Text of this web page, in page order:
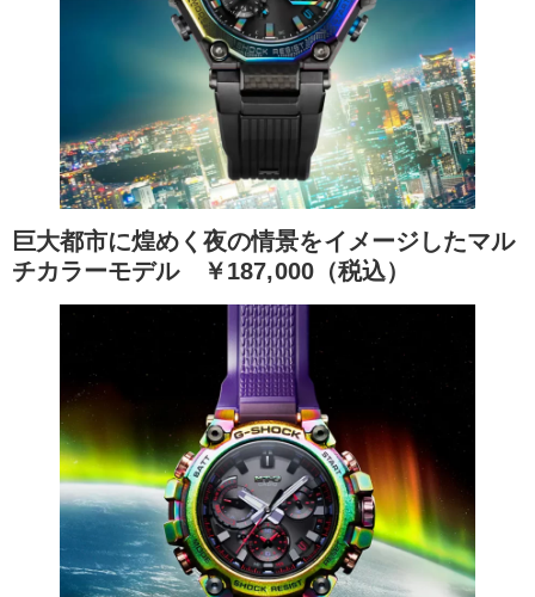
巨大都市に煌めく夜の情景をイメージしたマル
チカラーモデル
￥187,000（税込）